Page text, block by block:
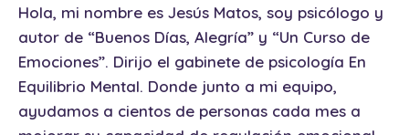
Hola, mi nombre es Jesús Matos, soy psicólogo y
autor de “Buenos Días, Alegría” y “Un Curso de
Emociones”. Dirijo el gabinete de psicología En
Equilibrio Mental. Donde junto a mi equipo,
ayudamos a cientos de personas cada mes a